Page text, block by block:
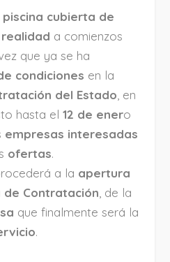
piscina cubierta de
realidad a comienzos
vez que ya se ha
condiciones en la
del Estado , en
hasta el12 de enero
empresas interesadas
ofertas.
a la apertura
de Contratación , de la
que finalmente será la
.